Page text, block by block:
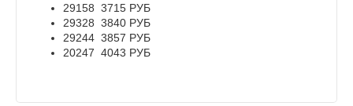
29158 3715 РУБ
29328 3840 РУБ
29244 3857 РУБ
20247 4043 РУБ